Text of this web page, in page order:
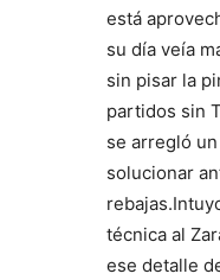
está
su día veía
sin pisar la
partidos sin
se arregló
solucionar
técnica al
ese detalle